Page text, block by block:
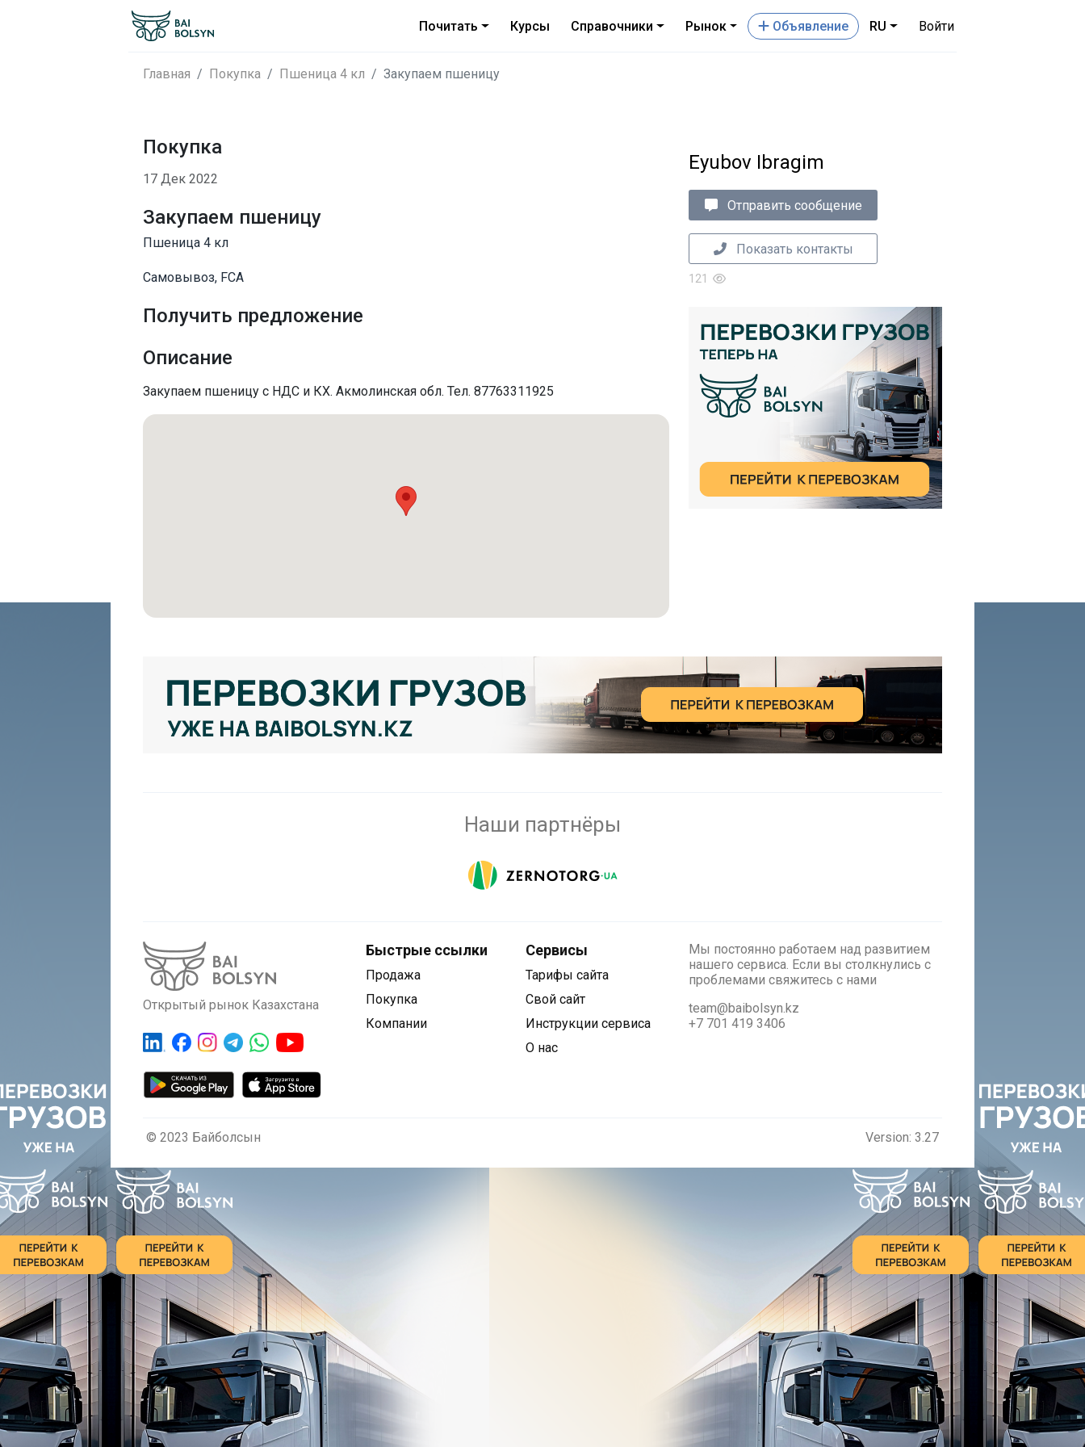
Почитать Курсы Справочники Рынок Oбъявление RU Войти
Главная Покупка Пшеница 4 кл Закупаем пшеницу
Покупка
17 Дек 2022
Закупаем пшеницу
Пшеница 4 кл
Самовывоз, FCA
Получить предложение
Описание
Закупаем пшеницу с НДС и КХ. Акмолинская обл. Тел. 87763311925
Eyubov Ibragim
Отправить сообщение
Показать контакты
121
Наши партнёры
Открытый рынок Казахстана
Быстрые ссылки
Продажа
Покупка
Компании
Сервисы
Тарифы сайта
Свой сайт
Инструкции сервиса
О нас
Мы постоянно работаем над развитием
нашего сервиса. Если вы столкнулись с
проблемами cвяжитесь с нами
team@baibolsyn.kz
+7 701 419 3406
© 2023 Байболсын Version: 3.27